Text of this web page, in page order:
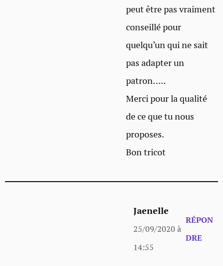
peut être pas vraiment
conseillé pour
quelqu’un qui ne sait
pas adapter un
patron…..
Merci pour la qualité
de ce que tu nous
proposes.
Bon tricot
Jaenelle
25/09/2020 à
14:55
RÉPON
DRE